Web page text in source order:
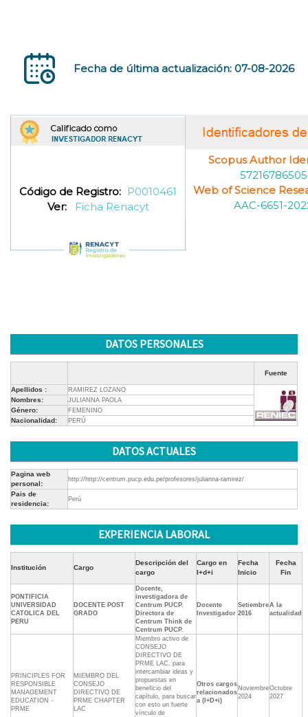
Fecha de última actualización: 07-08-2026
Código de Registro: P0010461
Ver:
Ficha Renacyt
Scopus Author
57216786505
Web of Science
AAC-6651-
DATOS PERSONALES
Fuente
Apellidos : RAMIREZ LOZANO
Nombres: JULIANNA PAOLA
Género: FEMENINO
Nacionalidad: PERÚ
DATOS ACTUALES
Pagina web
personal:
http://http://centrum.pucp.edu.pe/profesores/julianna-ramirez/
Pais de
residencia:
Perú
EXPERIENCIA LABORAL
Institución Cargo
Descripción del
cargo
Cargo en
I+d+i
Fecha
Inicio
Fecha
Fin
PONTIFICIA
UNIVERSIDAD
CATOLICA DEL
PERU
DOCENTE POST
GRADO
Docente,
investigadora de
Centrum PUCP.
Directora de
Centrum Think de
Centrum PUCP.
Docente
Investigador
Setiembre
2016
A la
actualidad
PRINCIPLES FOR
RESPONSIBLE
MANAGEMENT
EDUCATION -
PRME
MIEMBRO DEL
CONSEJO
DIRECTIVO DE
PRME CHAPTER
LAC
Miembro activo de
CONSEJO
DIRECTIVO DE
PRME LAC, para
intercambiar ideas y
propuestas en
beneficio del
capítulo, para buscar
con esto un fuerte
vínculo de
Otros cargos
relacionados
a (I+D+i)
Noviembre
2024
Octubre
2027